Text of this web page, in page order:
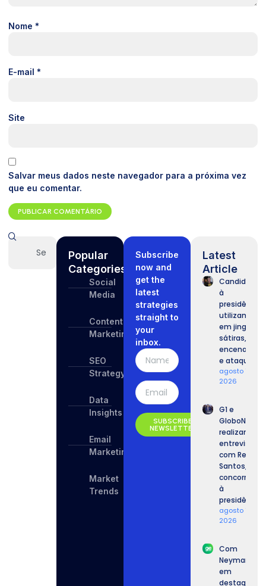
Nome *
E-mail *
Site
Salvar meus dados neste navegador para a próxima vez
que eu comentar.
Popular
Categories
Social
Media
Content
Marketing
SEO
Strategy
Data
Insights
Email
Marketing
Market
Trends
Subscribe
now and
get the
latest
strategies
straight to
your
inbox.
SUBSCRIBE
NEWSLETTER
Latest
Article
Candidatos
à
presidência
utilizam IA
em jingles,
sátiras,
encenações
e ataques.
agosto 7,
2026
G1 e
GloboNews
realizam
entrevista
com Renan
Santos,
concorrente
à
presidência.
agosto 7,
2026
Com
Neymar
em
destaque,